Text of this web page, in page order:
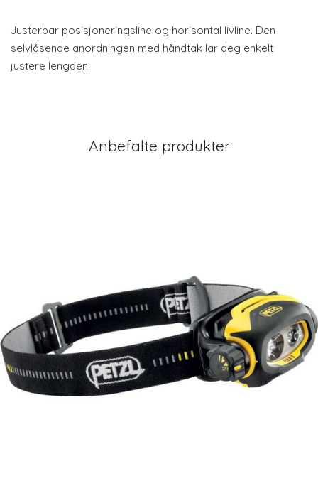
Justerbar posisjoneringsline og horisontal livline. Den
selvlåsende anordningen med håndtak lar deg enkelt
justere lengden.
Anbefalte produkter